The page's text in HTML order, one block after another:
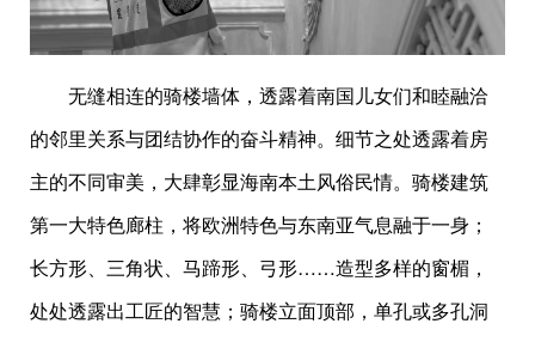
无缝相连的骑楼墙体，透露着南国儿女们和睦融洽
的邻里关系与团结协作的奋斗精神。细节之处透露着房
主的不同审美，大肆彰显海南本土风俗民情。骑楼建筑
第一大特色廊柱，将欧洲特色与东南亚气息融于一身；
长方形、三角状、马蹄形、弓形……造型多样的窗楣，
处处透露出工匠的智慧；骑楼立面顶部，单孔或多孔洞